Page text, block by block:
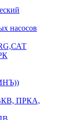
насосов
ПРКА,